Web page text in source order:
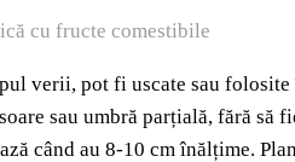
cu fructe comestibile
verii, pot fi uscate sau
sau umbră parțială, fără
când au 8-10 cm înălțime.